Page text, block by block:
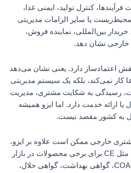
فرآیندها، کنترل تولید، ایمنی غذا،
یا سایر الزامات مدیریتی
بین‌المللی، نماینده فروش،
خارجی نشان دهد.
اعتمادساز دارد. یعنی نشان می‌دهد
نمی‌کند، بلکه یک سیستم مدیریتی
رسیدگی به شکایت مشتری، مدیریت
ارائه خدمت دارد. اما ایزو همیشه
به کشور مقصد نیست.
خارجی ممکن است علاوه بر ایزو،
مدارک دیگری هم بخواهد؛ مثل CE برای برخی محصولات در بازار
اروپا، تست آزمایشگاهی، COA، گواهی بهداشت، گواهی حلال،